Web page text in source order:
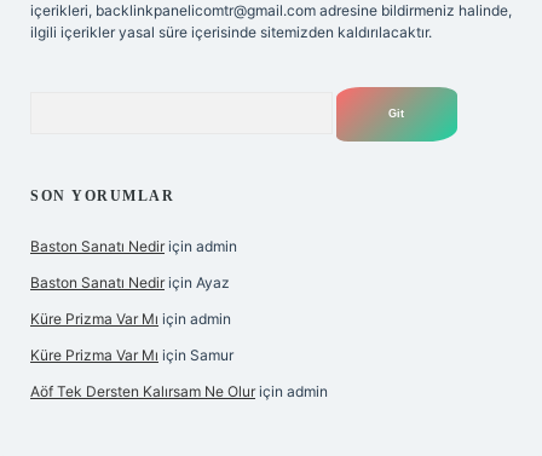
içerikleri, backlinkpanelicomtr@gmail.com adresine bildirmeniz halinde,
ilgili içerikler yasal süre içerisinde sitemizden kaldırılacaktır.
SON YORUMLAR
Baston Sanatı Nedir için admin
Baston Sanatı Nedir için Ayaz
Küre Prizma Var Mı için admin
Küre Prizma Var Mı için Samur
Aöf Tek Dersten Kalırsam Ne Olur için admin